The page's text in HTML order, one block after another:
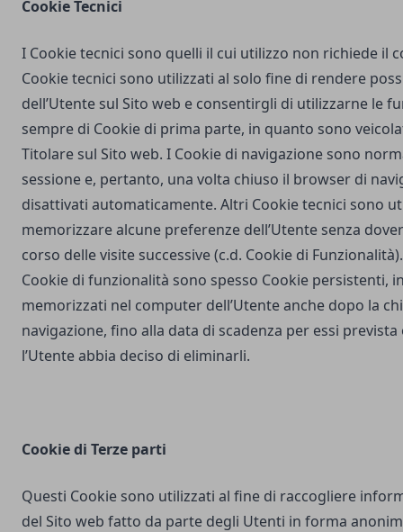
Cookie Tecnici
I Cookie tecnici sono quelli il cui utilizzo non richiede il
Cookie tecnici sono utilizzati al solo fine di rendere
dell’Utente sul Sito web e consentirgli di utilizzarne le
sempre di Cookie di prima parte, in quanto sono
Titolare sul Sito web. I Cookie di navigazione sono
sessione e, pertanto, una volta chiuso il browser di
disattivati automaticamente. Altri Cookie tecnici sono
memorizzare alcune preferenze dell’Utente senza
corso delle visite successive (c.d. Cookie di
Cookie di funzionalità sono spesso Cookie persistenti,
memorizzati nel computer dell’Utente anche dopo la
navigazione, fino alla data di scadenza per essi
l’Utente abbia deciso di eliminarli.
Cookie di Terze parti
Questi Cookie sono utilizzati al fine di raccogliere
del Sito web fatto da parte degli Utenti in forma